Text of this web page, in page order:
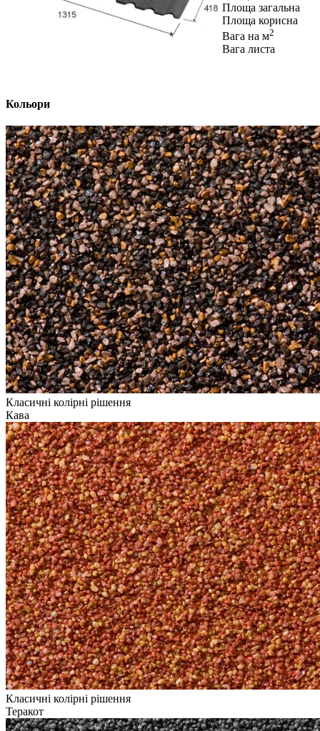
Площа загальна
Площа корисна
Вага на м2
Вага листа
Кольори
Класичні колірні рішення
Кава
Класичні колірні рішення
Теракот